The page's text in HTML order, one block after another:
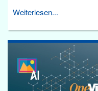
Weiterlesen...